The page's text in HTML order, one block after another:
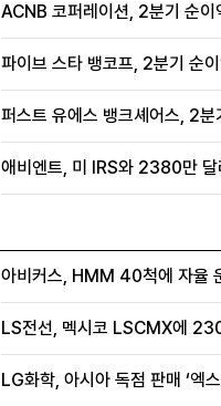
ACNB 코퍼레이션, 2분기 순
파이브 스타 뱅코프, 2분기
퍼스트 유에스 뱅크셰어스, 2
애비엔트, 미 IRS와 2380만
아비커스, HMM 40척에 자율
LS전선, 멕시코 LSCMX에
LG화학, 아시아 독점 판매 ‘엑